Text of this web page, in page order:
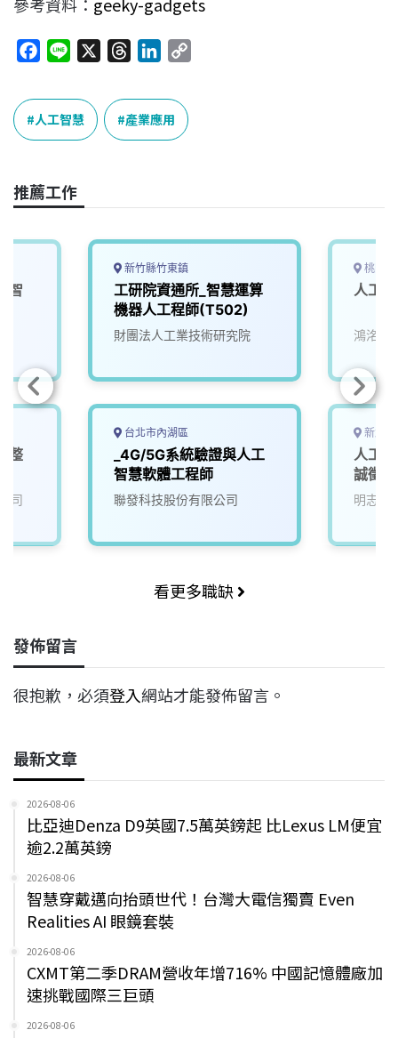
參考資料： geeky-gadgets
c
e
b
o
k
n
e
r
e
a
n
k
e
n
k
人工智慧 產業應用
推薦工作
智
整
司
新竹縣竹東鎮
工研院資通所_智慧運算
機器人工程師(T502)
財團法人工業技術研究院
台北市內湖區
_4G/5G系統驗證與人工
智慧軟體工程師
聯發科技股份有限公司
桃園
人工
鴻洺科
新北
人工
誠徵
明志科
看更多職缺
發佈留言
很抱歉，必須登入網站才能發佈留言。
最新文章
2026-08-06
比亞迪Denza D9英國7.5萬英鎊起 比Lexus LM便宜
逾2.2萬英鎊
2026-08-06
智慧穿戴邁向抬頭世代！台灣大電信獨賣 Even
Realities AI 眼鏡套裝
2026-08-06
CXMT第二季DRAM營收年增716% 中國記憶體廠加
速挑戰國際三巨頭
2026-08-06